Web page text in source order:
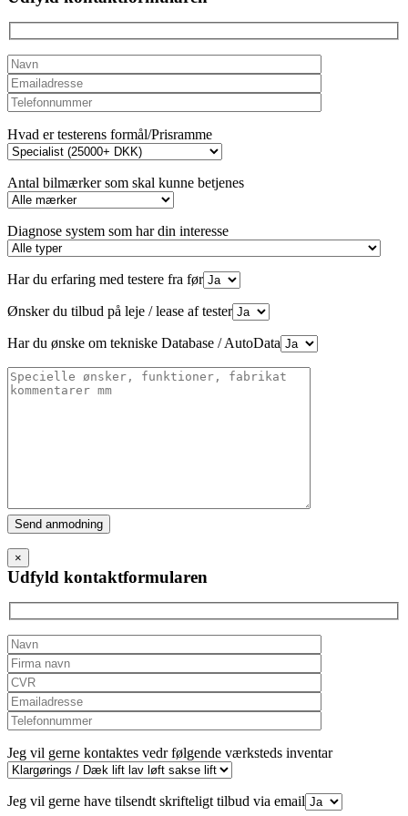
empty.
Hvad er testerens formål/Prisramme
Antal bilmærker som skal kunne betjenes
Diagnose system som har din interesse
Har du erfaring med testere fra før
Ønsker du tilbud på leje / lease af tester
Har du ønske om tekniske Database / AutoData
Please
leave
this
field
empty.
×
Udfyld kontaktformularen
Jeg vil gerne kontaktes vedr følgende værksteds inventar
Jeg vil gerne have tilsendt skrifteligt tilbud via email